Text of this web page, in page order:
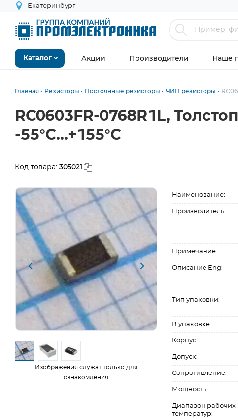
Екатеринбург
Каталог Акции Производители Наше
Главная Резисторы Постоянные резисторы ЧИП резисторы
RC0603FR-0768R1L,
-55°С...+155°С
Код товара: 305021
Изображения служат только для
ознакомления
Наименование:
Производитель:
Примечание:
Описание Eng:
Тип упаковки:
В упаковке:
Корпус:
Допуск:
Сопротивление:
Мощность:
Диапазон рабочих
температур: